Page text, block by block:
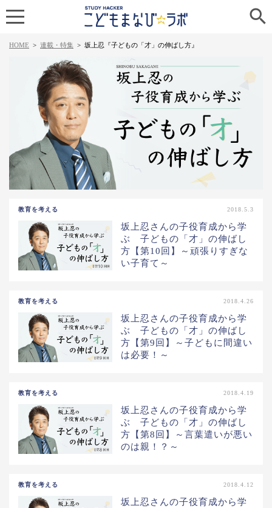

HOME > 連載・特集 > 坂上忍『子どもの「才」の伸ばし方』
教育を考える 2018.5.3
坂上忍さんの子役育成から学
ぶ 子どもの「才」の伸ばし
方【第10回】～頑張りすぎな
い子育て～
教育を考える 2018.4.26
坂上忍さんの子役育成から学
ぶ 子どもの「才」の伸ばし
方【第9回】～子どもに間違い
は必要！～
教育を考える 2018.4.19
坂上忍さんの子役育成から学
ぶ 子どもの「才」の伸ばし
方【第8回】～言葉遣いが悪い
のは親！？～
教育を考える 2018.4.12
坂上忍さんの子役育成から学